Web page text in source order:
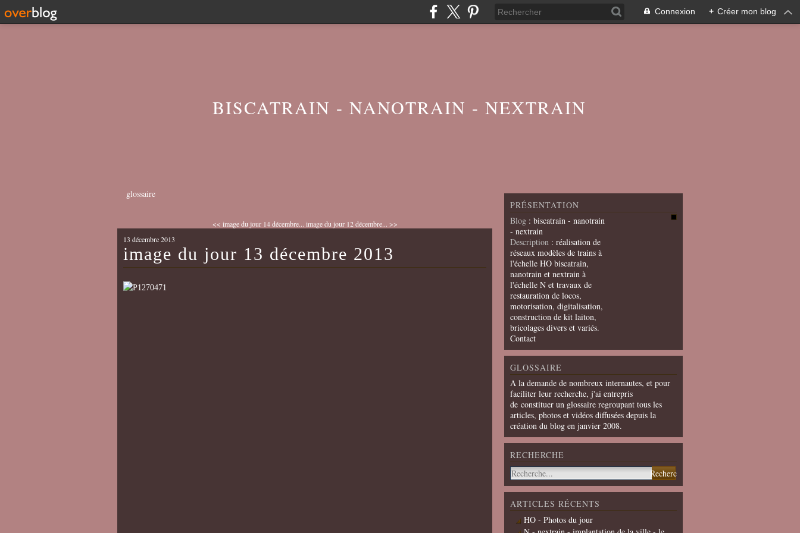
Connexion + Créer mon blog
BISCATRAIN - NANOTRAIN - NEXTRAIN
glossaire
<< image du jour 14 décembre... image du jour 12 décembre... >>
13 décembre 2013
image du jour 13 décembre 2013
PRÉSENTATION
Blog : biscatrain - nanotrain
- nextrain
Description : réalisation de
réseaux modèles de trains à
l'échelle HO biscatrain,
nanotrain et nextrain à
l'échelle N et travaux de
restauration de locos,
motorisation, digitalisation,
construction de kit laiton,
bricolages divers et variés.
Contact
GLOSSAIRE
A la demande de nombreux internautes, et pour
faciliter leur recherche, j'ai entrepris
de constituer un glossaire regroupant tous les
articles, photos et vidéos diffusées depuis la
création du blog en janvier 2008.
RECHERCHE
ARTICLES RÉCENTS
HO - Photos du jour